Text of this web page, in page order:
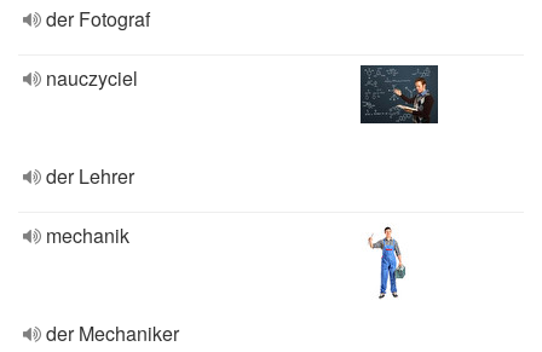
der Fotograf
nauczyciel
der Lehrer
mechanik
der Mechaniker